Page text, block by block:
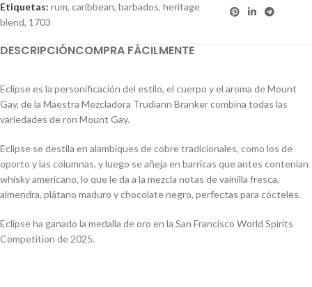
Etiquetas: rum, caribbean, barbados, heritage
blend, 1703
DESCRIPCIÓNCOMPRA FÁCILMENTE
Eclipse es la personificación del estilo, el cuerpo y el aroma de Mount
Gay, de la Maestra Mezcladora Trudiann Branker combina todas las
variedades de ron Mount Gay.
Eclipse se destila en alambiques de cobre tradicionales, como los de
oporto y las columnas, y luego se añeja en barricas que antes contenían
whisky americano, lo que le da a la mezcla notas de vainilla fresca,
almendra, plátano maduro y chocolate negro, perfectas para cócteles.
Eclipse ha ganado la medalla de oro en la San Francisco World Spirits
Competition de 2025.